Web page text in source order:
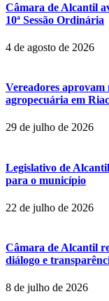
Câmara de Alcantil
10ª Sessão Ordinária
4 de agosto de 2026
Vereadores aprovam
agropecuária em
29 de julho de 2026
Legislativo de
para o município
22 de julho de 2026
Câmara de Alcantil
diálogo e
8 de julho de 2026